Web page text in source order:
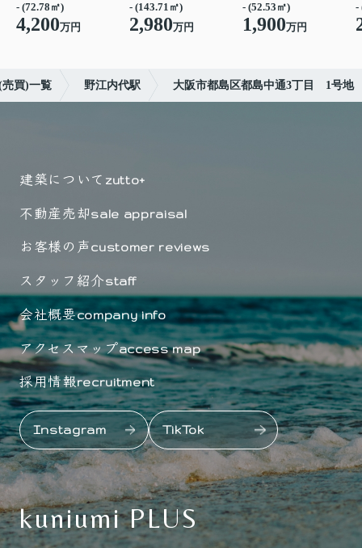
- (72.78㎡)
4,200万円
- (143.71㎡)
2,980万円
- (52.53㎡)
1,900万円
-
買)一覧 野江内代駅 大阪市都島区都島中通3丁目 1号地
建築について zutto+
不動産売却sale appraisal
お客様の声customer reviews
スタッフ紹介staff
会社概要company info
アクセスマップaccess map
採用情報recruitment
Instagram TikTok
kuniumi PLUS